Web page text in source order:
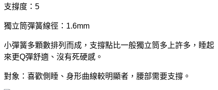
支撐度：5
獨立筒彈簧線徑：1.6mm
小彈簧多顆數排列而成，支撐點比一般獨立筒多上許多，睡起
來更Q彈舒適、沒有死硬感。
對象：喜歡側睡、身形曲線較明顯者，腰部需要支撐。